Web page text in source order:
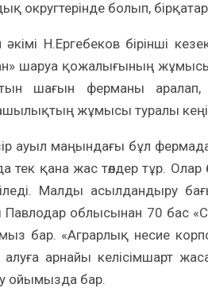
округтерінде болып,
Н.Ергебеков бірінші
шаруа қожалығының
шағын ферманы аралап,
жұмысы туралы
ауыл маңындағы бұл
тек қана жас төлдер тұр. Олар
Малды асылдандыру
облысынан 70 бас
бар. «Аграрлық несие
алуға арнайы келісімшарт
ойымызда бар.